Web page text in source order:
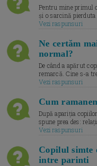
Pentru mine primul
și o sarcină
Vezi raspunsuri
Ne certăm
normal?
De când a apărut
remarcă. Cine s-a
Vezi raspunsuri
Cum
După apariția
spune prea des:
Vezi raspunsuri
Copilul simte
intre parinti